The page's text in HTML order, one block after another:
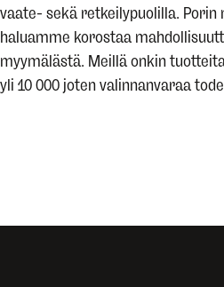
vaate- sekä retkeilypuolilla. Porin
haluamme korostaa
myymälästä. Meillä onkin
yli 10 000 joten valinnanvaraa